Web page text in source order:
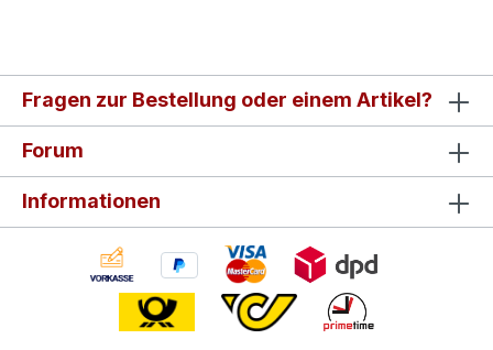
Fragen zur Bestellung oder einem Artikel?
Forum
Informationen